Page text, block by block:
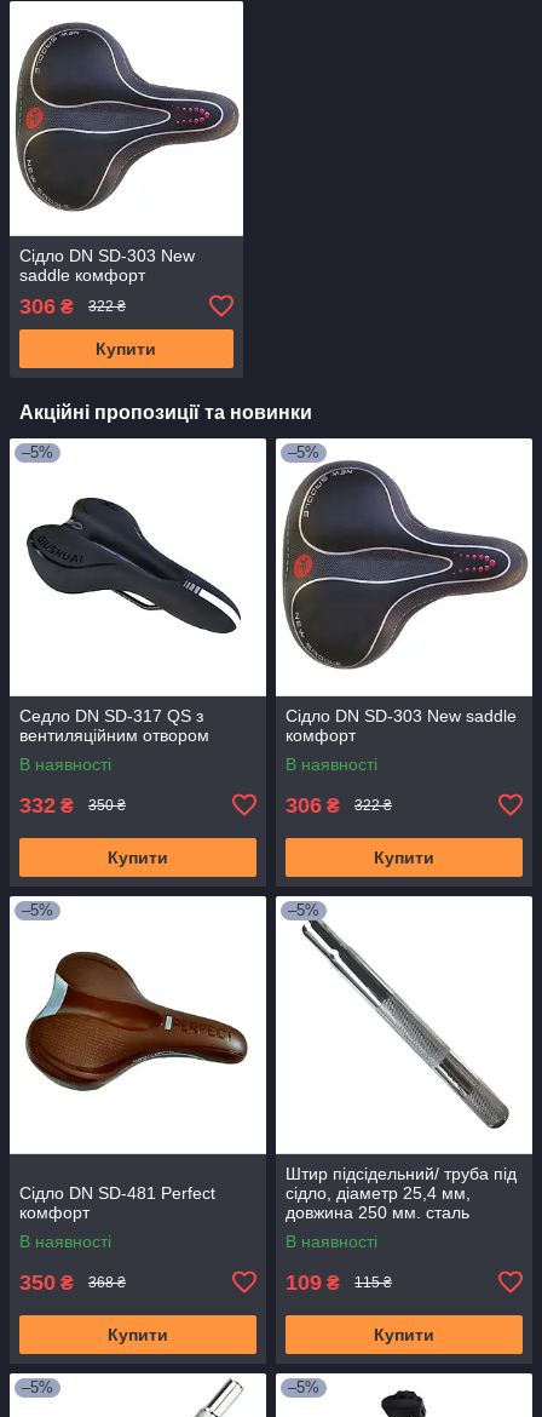
Сідло DN SD-303 New
saddle комфорт
306 ₴ 322 ₴
Купити
Акційні пропозиції та новинки
–5%
Седло DN SD-317 QS з
вентиляційним отвором
В наявності
332 ₴ 350 ₴
Купити
–5%
Сідло DN SD-303 New saddle
комфорт
В наявності
306 ₴ 322 ₴
Купити
–5%
Сідло DN SD-481 Perfect
комфорт
В наявності
350 ₴ 368 ₴
Купити
–5%
Штир підсідельний/ труба під
сідло, діаметр 25,4 мм,
довжина 250 мм. сталь
В наявності
109 ₴ 115 ₴
Купити
–5% –5%